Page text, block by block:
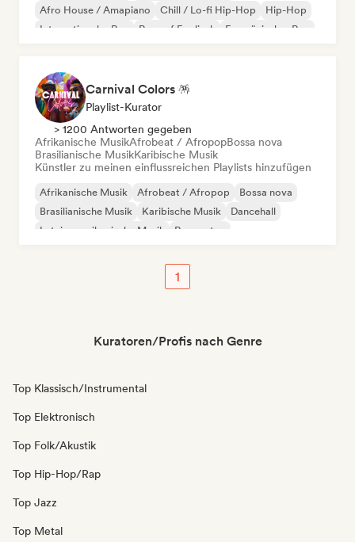
Afro House / Amapiano Chill / Lo-fi Hip-Hop
Hip-Hop
Internationaler Rap
Rap auf Englisch Französischer Rap
Carnival Colors 🪅
Playlist-Kurator
> 1200 Antworten gegeben
Afrikanische MusikAfrobeat / AfropopBossa nova
Brasilianische MusikKaribische Musik
Künstler zu meinen einflussreichen Playlists hinzufügen
Afrikanische Musik Afrobeat / Afropop
Bossa nova
Brasilianische Musik
Karibische Musik
Dancehall
Lateinamerikanische Musik
Reggaeton
1
Kuratoren/Profis nach Genre
Top Klassisch/Instrumental
Top Elektronisch
Top Folk/Akustik
Top Hip-Hop/Rap
Top Jazz
Top Metal